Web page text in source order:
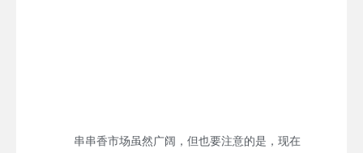
串串香市场虽然广阔，但也要注意的是，现在